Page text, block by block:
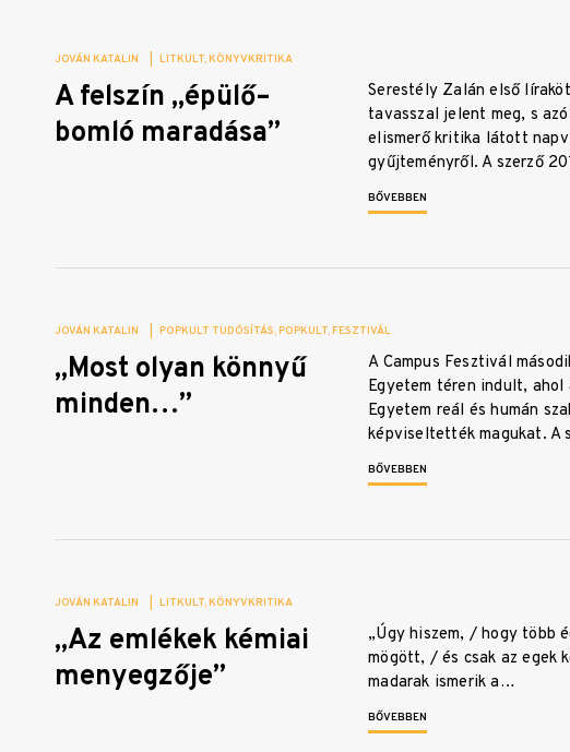
JOVÁN KATALIN LITKULT KÖNYVKRITIKA
A felszín „épülő–
bomló maradása”
Serestély Zalán első
tavasszal jelent meg, s
elismerő kritika látott
gyűjteményről. A szerző
BŐVEBBEN
JOVÁN KATALIN POPKULT TUDÓSÍTÁS POPKULT FESZTIVÁL
„Most olyan könnyű
minden…”
A Campus Fesztivál
Egyetem téren indult, ahol
Egyetem reál és humán
képviseltették magukat. A
BŐVEBBEN
JOVÁN KATALIN LITKULT KÖNYVKRITIKA
„Az emlékek kémiai
menyegzője”
„Úgy hiszem, / hogy több
mögött, / és csak az egek
madarak ismerik a…
BŐVEBBEN